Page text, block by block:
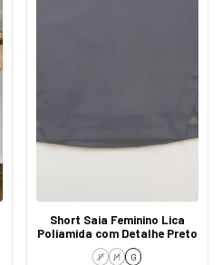
Short Saia Feminino Lica
Poliamida com Detalhe Preto
P M G